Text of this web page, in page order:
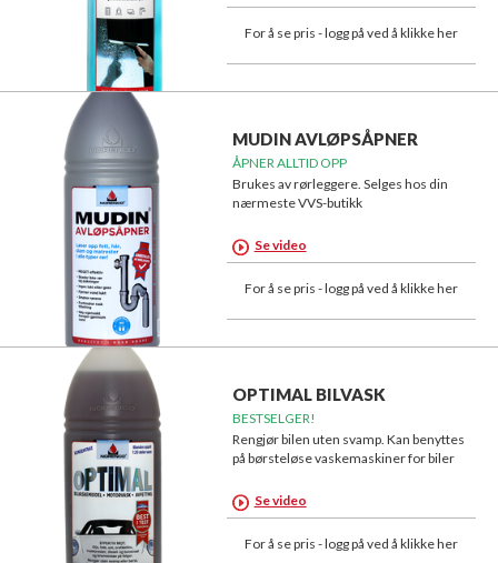
For å se pris - logg på ved å klikke her
MUDIN AVLØPSÅPNER
ÅPNER ALLTID OPP
Brukes av rørleggere. Selges hos din
nærmeste VVS-butikk
Se video
For å se pris - logg på ved å klikke her
OPTIMAL BILVASK
BESTSELGER!
Rengjør bilen uten svamp. Kan benyttes
på børsteløse vaskemaskiner for biler
Se video
For å se pris - logg på ved å klikke her